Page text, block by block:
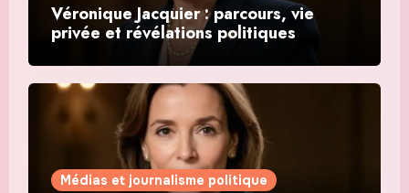
Véronique Jacquier : parcours, vie
privée et révélations politiques
Médias et journalisme politique